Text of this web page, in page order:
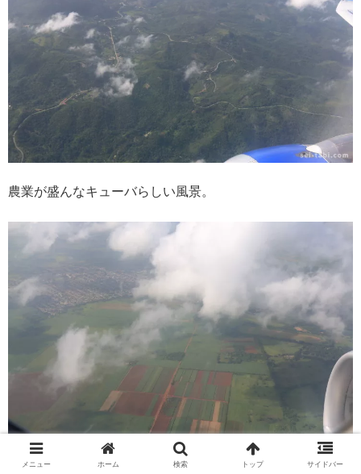
農業が盛んなキューバらしい風景。
メニュー ホーム 検索 トップ サイドバー